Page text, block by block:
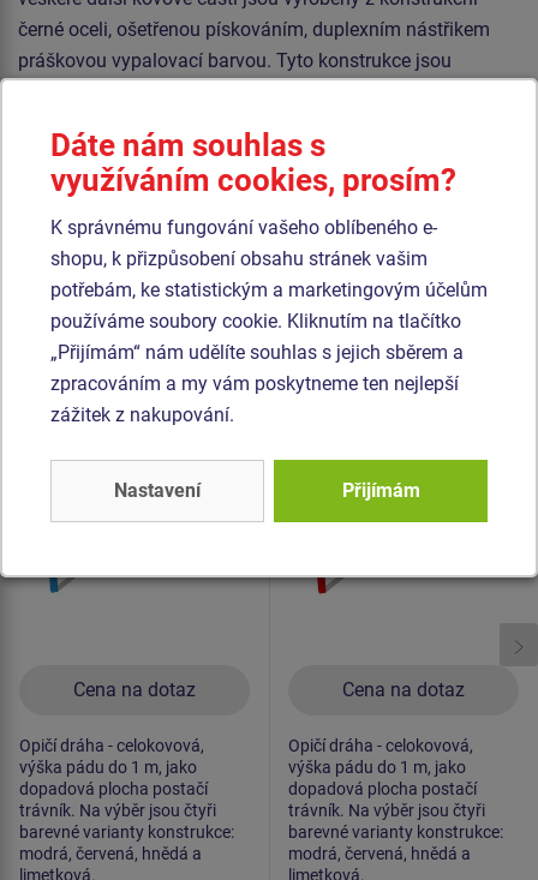
černé oceli, ošetřenou pískováním, duplexním nástřikem
práškovou vypalovací barvou. Tyto konstrukce jsou
Lana jsou vyrobena z materiálu HERKULES (16 mm lana z
polypropylenu s vnitřním ocelovým jádrem) a jsou
spojována plastovými spoji. Veškerý spojovací materiál je
pozinkovaný nebo nerezový.
Podobnézboží
Opičí dráha Ručkovací
lano - celokovová (v.p.
1 m)
Cena na dotaz
Opičí dráha - celokovová,
výška pádu do 1 m, jako
dopadová plocha postačí
trávník. Na výběr jsou čtyři
barevné varianty konstrukce:
modrá, červená, hnědá a
limetková.
celokovová (v.p. 1 m)
Cena na dotaz
Opičí dráha - celokovová,
výška pádu do 1 m, jako
dopadová plocha postačí
trávník. Na výběr jsou čtyři
barevné varianty konstrukce:
modrá, červená, hnědá a
limetková.
Dáte nám souhlas s
využíváním cookies, prosím?
K správnému fungování vašeho oblíbeného e-
shopu, k přizpůsobení obsahu stránek vašim
potřebám, ke statistickým a marketingovým účelům
používáme soubory cookie. Kliknutím na tlačítko
„Přijímám“ nám udělíte souhlas s jejich sběrem a
zpracováním a my vám poskytneme ten nejlepší
zážitek z nakupování.
Nastavení Přijímám